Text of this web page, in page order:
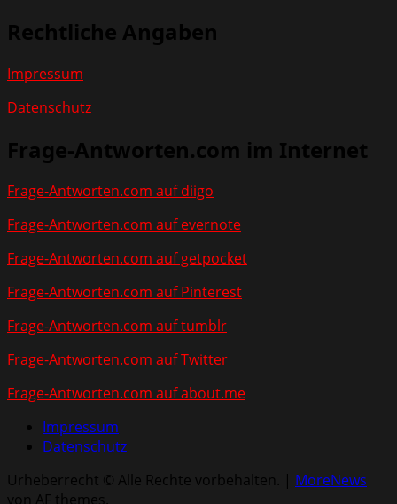
Rechtliche Angaben
Impressum
Datenschutz
Frage-Antworten.com im Internet
Frage-Antworten.com auf diigo
Frage-Antworten.com auf evernote
Frage-Antworten.com auf getpocket
Frage-Antworten.com auf Pinterest
Frage-Antworten.com auf tumblr
Frage-Antworten.com auf Twitter
Frage-Antworten.com auf about.me
Impressum
Datenschutz
Urheberrecht © Alle Rechte vorbehalten. | MoreNews
von AF themes.